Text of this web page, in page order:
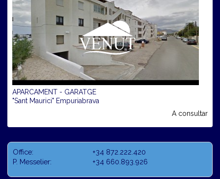
APARCAMENT - GARATGE
"Sant Maurici" Empuriabrava
A consultar
Office:
+34 872.222.420
P. Messelier:
+34 660.893.926